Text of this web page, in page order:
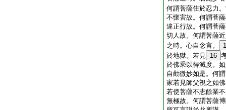
何謂菩薩住於忍力
不懷害故。何謂菩
違正行故。何謂菩
切人故。何謂菩薩
之時。心自念言。
於地獄。若見 16
於佛乘以得滅度。
自勸微妙如是。何
家若見師父視之如
若使菩薩不志餘業
無極故。何謂菩薩